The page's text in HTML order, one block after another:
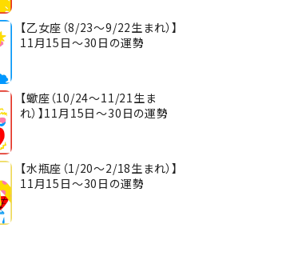
【乙女座（8/23～9/22生まれ）】
11月15日～30日の運勢
【蠍座（10/24～11/21生ま
れ）】11月15日～30日の運勢
【水瓶座（1/20～2/18生まれ）】
11月15日～30日の運勢